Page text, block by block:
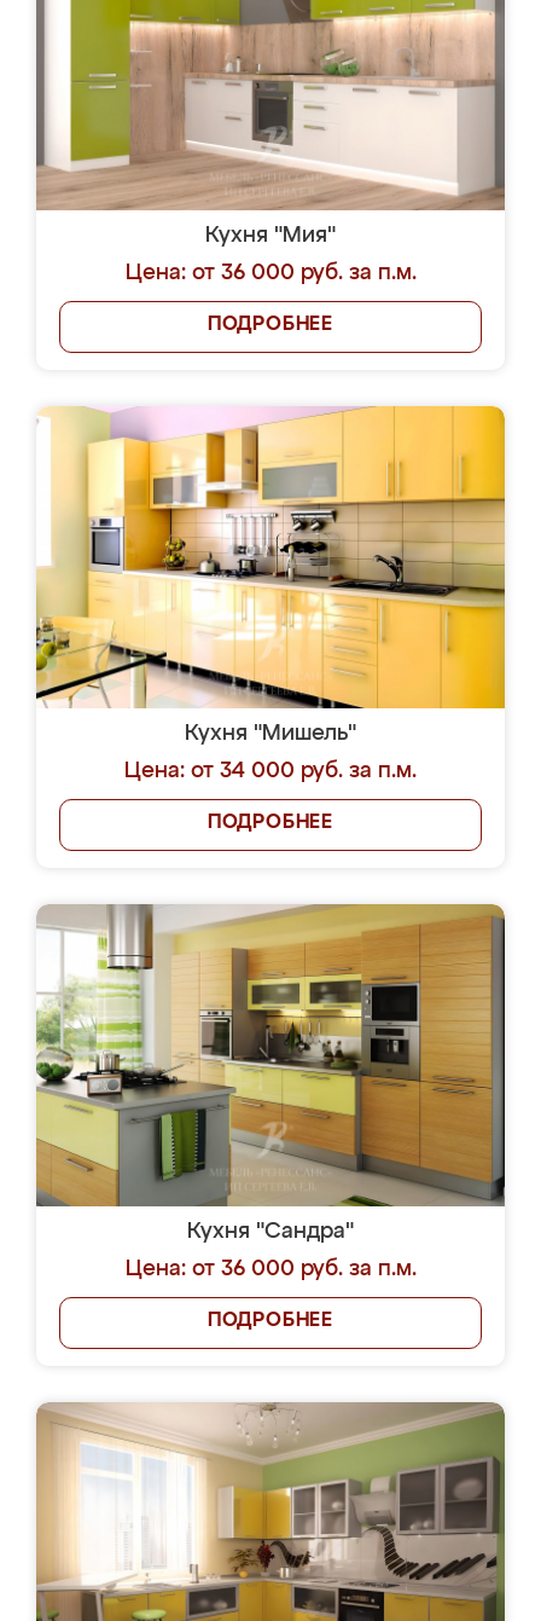
Кухня "Мия"
Цена: от 36 000 руб. за п.м.
ПОДРОБНЕЕ
Кухня "Мишель"
Цена: от 34 000 руб. за п.м.
ПОДРОБНЕЕ
Кухня "Сандра"
Цена: от 36 000 руб. за п.м.
ПОДРОБНЕЕ